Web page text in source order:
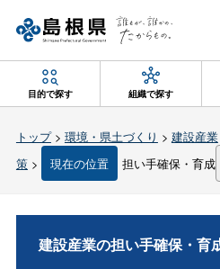
目的で探す 組織で探す
トップ> 環境・県土づくり > 建設産業
策> 現在の位置 担い手確保・育成
建設産業の担い手確保・育